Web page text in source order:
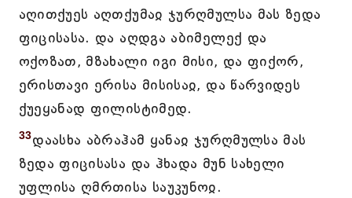
აღითქუეს აღთქუმაჲ ჯურღმულსა მას ზედა
ფიცისასა. და აღდგა აბიმელექ და
ოქოზათ, მზახალი იგი მისი, და ფიქორ,
ერისთავი ერისა მისისაჲ, და წარვიდეს
ქუეყანად ფილისტიმედ.
33დაასხა აბრაჰამ ყანაჲ ჯურღმულსა მას
ზედა ფიცისასა და ჰხადა მუნ სახელი
უფლისა ღმრთისა საუკუნოჲ.